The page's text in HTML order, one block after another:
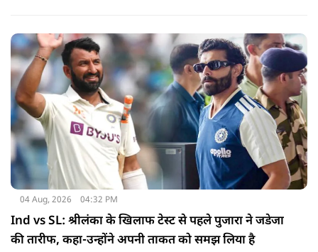
04 Aug, 2026 04:32 PM
Ind vs SL: श्रीलंका के खिलाफ टेस्ट से पहले पुजारा ने जडेजा
की तारीफ, कहा-उन्होंने अपनी ताकत को समझ लिया है